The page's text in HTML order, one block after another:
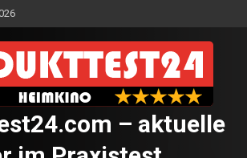
– aktuelle